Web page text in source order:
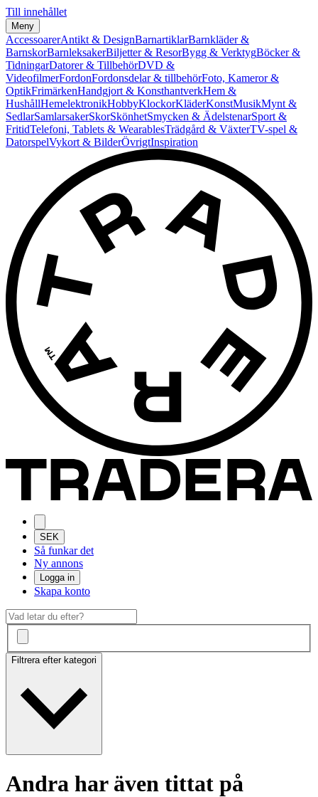
Till innehållet
Meny
AccessoarerAntikt & DesignBarnartiklarBarnkläder &
BarnskorBarnleksakerBiljetter & ResorBygg & VerktygBöcker &
TidningarDatorer & TillbehörDVD &
VideofilmerFordonFordonsdelar & tillbehörFoto, Kameror &
OptikFrimärkenHandgjort & KonsthantverkHem &
HushållHemelektronikHobbyKlockorKläderKonstMusikMynt &
SedlarSamlarsakerSkorSkönhetSmycken & ÄdelstenarSport &
FritidTelefoni, Tablets & WearablesTrädgård & VäxterTV-spel &
DatorspelVykort & BilderÖvrigtInspiration
SEK
Så funkar det
Ny annons
Logga in
Skapa konto
Filtrera efter kategori
Andra har även tittat på